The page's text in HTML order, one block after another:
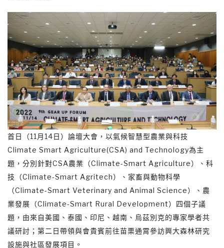
首日（11月14日）論壇大會，以氣候智慧型農業與科技
Climate Smart Agriculture(CSA) and Technology為主
題，分別針對CSA農業（Climate-Smart Agriculture）、科
技（Climate-Smart Agritech）、家畜與動物科學
（Climate-Smart Veterinary and Animal Science）、農
業發展（Climate-Smart Rural Development）四個子議
題，由來自美國、泰國、印尼、越南、烏茲別克的專家學者共
議研討；第二日帶領與會貴賓前往苗栗通霄參訪興大森林研究
設施與社區發展項目。